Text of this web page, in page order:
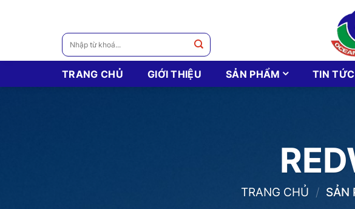
Tìm
kiếm:
TRANG CHỦ GIỚI THIỆU SẢN PHẨM TIN TỨC
TRANG CHỦ / SẢN